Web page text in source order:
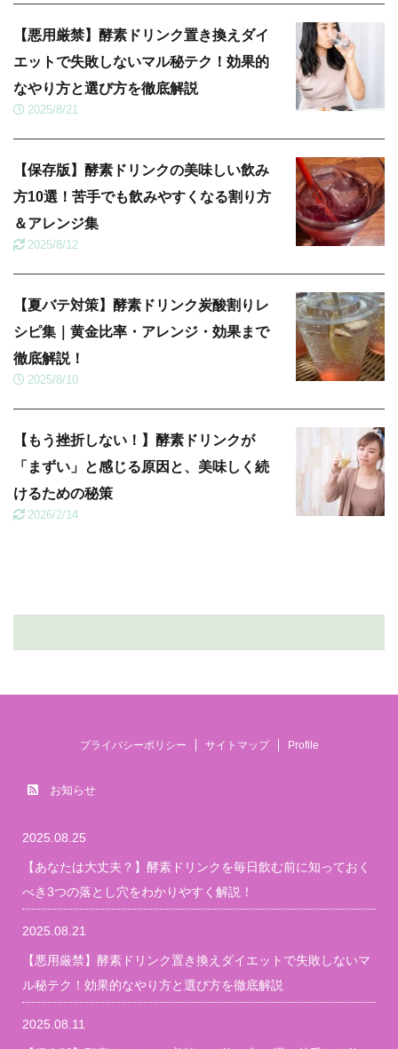
【悪用厳禁】酵素ドリンク置き換えダイ
エットで失敗しないマル秘テク！効果的
なやり方と選び方を徹底解説
2025/8/21
【保存版】酵素ドリンクの美味しい飲み
方10選！苦手でも飲みやすくなる割り方
＆アレンジ集
2025/8/12
【夏バテ対策】酵素ドリンク炭酸割りレ
シピ集｜黄金比率・アレンジ・効果まで
徹底解説！
2025/8/10
【もう挫折しない！】酵素ドリンクが
「まずい」と感じる原因と、美味しく続
けるための秘策
2026/2/14
プライバシーポリシー サイトマップ Profile
お知らせ
2025.08.25
【あなたは大丈夫？】酵素ドリンクを毎日飲む前に知っておく
べき3つの落とし穴をわかりやすく解説！
2025.08.21
【悪用厳禁】酵素ドリンク置き換えダイエットで失敗しないマ
ル秘テク！効果的なやり方と選び方を徹底解説
2025.08.11